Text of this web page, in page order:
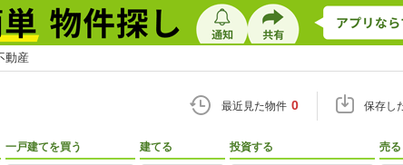
動産
最近見た物件 0 保存し
一戸建てを買う 建てる 投資する 売る